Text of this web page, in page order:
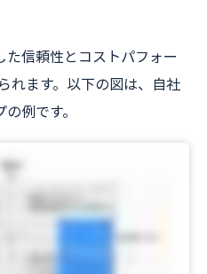
信頼性とコストパフォー
れます。以下の図は、自社
例です。